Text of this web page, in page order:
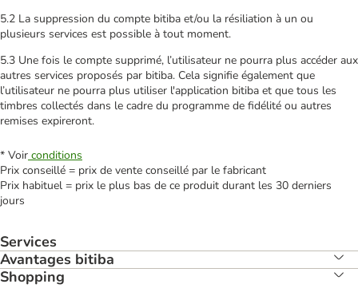
5.2 La suppression du compte bitiba et/ou la résiliation à un ou
plusieurs services est possible à tout moment.
5.3 Une fois le compte supprimé, l’utilisateur ne pourra plus accéder aux
autres services proposés par bitiba. Cela signifie également que
l’utilisateur ne pourra plus utiliser l'application bitiba et que tous les
timbres collectés dans le cadre du programme de fidélité ou autres
remises expireront.
* Voir conditions
Prix conseillé = prix de vente conseillé par le fabricant
Prix habituel = prix le plus bas de ce produit durant les 30 derniers
jours
Services
Avantages bitiba
Shopping